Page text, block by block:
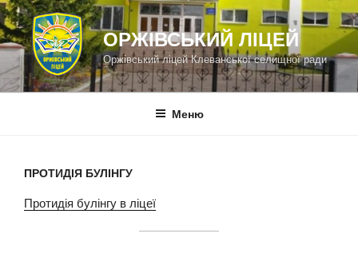
Перейти
до
вмісту
ОРЖІВСЬКИЙ ЛІЦЕЙ
Оржівський ліцей Клеванської селищної ради
Меню
ПРОТИДІЯ БУЛІНГУ
Протидія булінгу в ліцеї